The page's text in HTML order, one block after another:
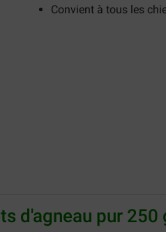
Convient à tous les
d'agneau pur 250